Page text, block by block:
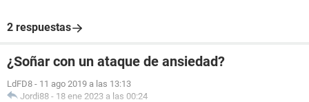
2 respuestas
¿Soñar con un ataque de ansiedad?
LdFD8 - 11 ago 2019 a las 13:13
Jordi88 - 18 ene 2023 a las 00:24